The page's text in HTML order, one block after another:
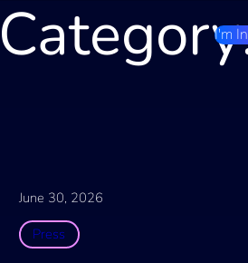
I'm
June 30, 2026
Press